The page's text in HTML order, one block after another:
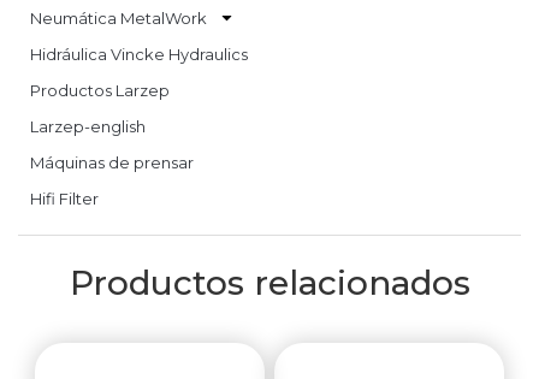
Neumática MetalWork
Hidráulica Vincke Hydraulics
Productos Larzep
Larzep-english
Máquinas de prensar
Hifi Filter
Productos relacionados